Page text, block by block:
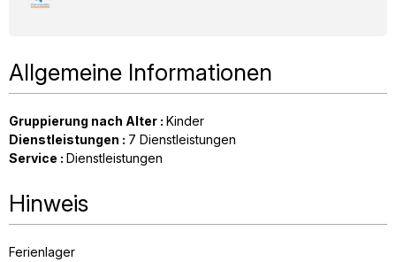
Allgemeine Informationen
Gruppierung nach Alter : Kinder
Dienstleistungen : 7 Dienstleistungen
Service : Dienstleistungen
Hinweis
Ferienlager